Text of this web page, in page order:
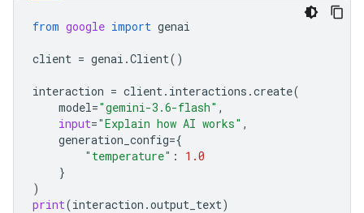
from google import genai
client = genai .Client()
interaction = client. interactions .create(
model="gemini-3.6-flash" ,
input="Explain how AI works" ,
generation_config={
"temperature" :
1.0
}
)
print(interaction .output_text)